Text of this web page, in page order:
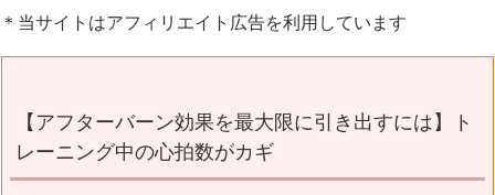
＊当サイトはアフィリエイト広告を利用しています
【アフターバーン効果を最大限に引き出すには】ト
レーニング中の心拍数がカギ